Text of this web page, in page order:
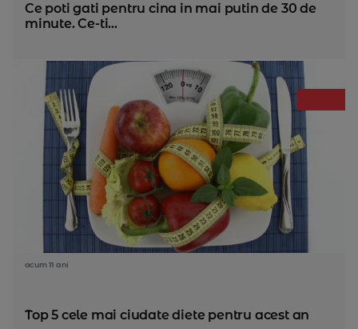
Ce poti gati pentru cina in mai putin de 30 de
minute. Ce-ti...
acum 11 ani
Top 5 cele mai ciudate diete pentru acest an